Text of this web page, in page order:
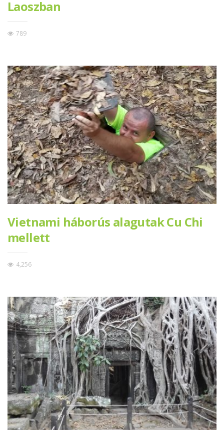
Laoszban
789
Vietnami háborús alagutak Cu Chi
mellett
4,256